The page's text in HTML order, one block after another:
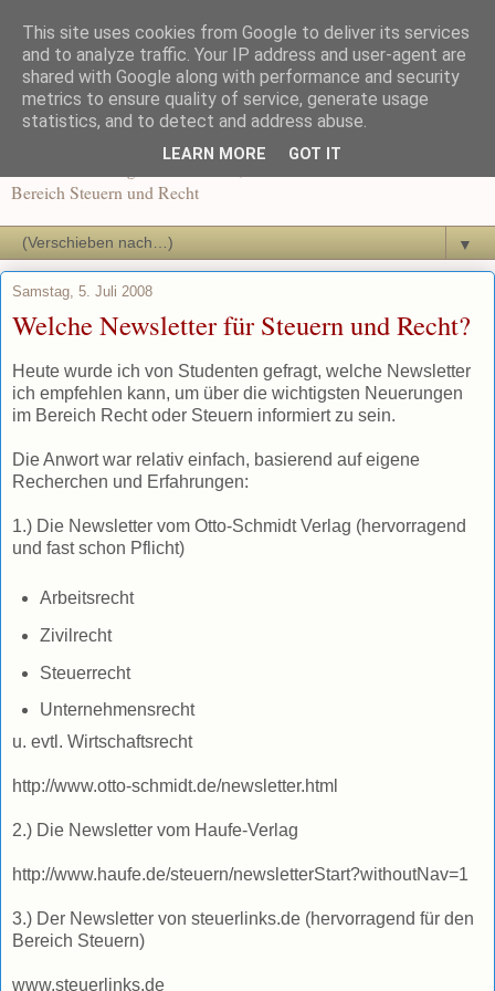
Recht und Steuern in der
Ausbildung
Bereich Steuern und Recht
▼
Samstag, 5. Juli 2008
Welche Newsletter für Steuern und Recht?
Heute wurde ich von Studenten gefragt, welche Newsletter
ich empfehlen kann, um über die wichtigsten Neuerungen
im Bereich Recht oder Steuern informiert zu sein.
Die Anwort war relativ einfach, basierend auf eigene
Recherchen und Erfahrungen:
1.) Die Newsletter vom Otto-Schmidt Verlag (hervorragend
und fast schon Pflicht)
Arbeitsrecht
Zivilrecht
Steuerrecht
Unternehmensrecht
u. evtl. Wirtschaftsrecht
http://www.otto-schmidt.de/newsletter.html
2.) Die Newsletter vom Haufe-Verlag
http://www.haufe.de/steuern/newsletterStart?withoutNav=1
3.) Der Newsletter von steuerlinks.de (hervorragend für den
Bereich Steuern)
www.steuerlinks.de
This site uses cookies from Google to deliver its services
and to analyze traffic. Your IP address and user-agent are
shared with Google along with performance and security
metrics to ensure quality of service, generate usage
statistics, and to detect and address abuse.
LEARN MORE GOT IT